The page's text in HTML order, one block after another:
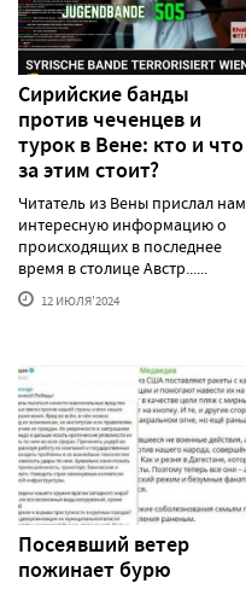
Сирийские банды
против чеченцев и
турок в Вене: кто и что
за этим стоит?
Читатель из Вены прислал нам
интересную информацию о
происходящих в последнее
время в столице Австр......
12 ИЮЛЯ'2024
Посеявший ветер
пожинает бурю